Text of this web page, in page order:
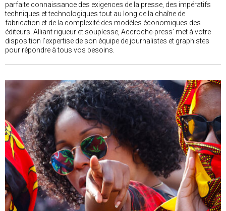
parfaite connaissance des exigences de la presse, des impératifs
techniques et technologiques tout au long de la chaîne de
fabrication et de la complexité des modèles économiques des
éditeurs. Alliant rigueur et souplesse, Accroche-press’ met à votre
disposition l’expertise de son équipe de journalistes et graphistes
pour répondre à tous vos besoins.